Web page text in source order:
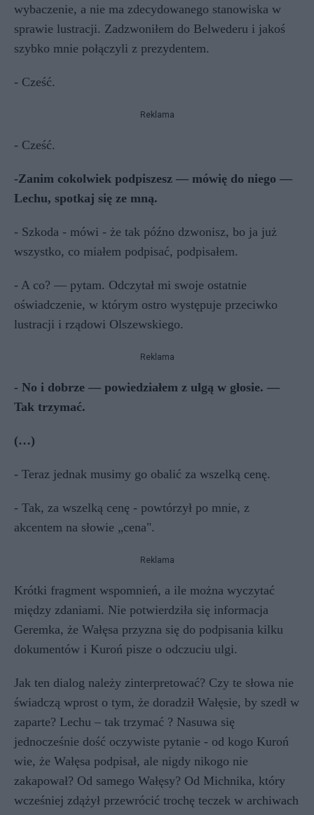
wybaczenie, a nie ma zdecydowanego stanowiska w
sprawie lustracji. Zadzwoniłem do Belwederu i jakoś
szybko mnie połączyli z prezydentem.
- Cześć.
Reklama
- Cześć.
-Zanim cokolwiek podpiszesz — mówię do niego —
Lechu, spotkaj się ze mną.
- Szkoda - mówi - że tak późno dzwonisz, bo ja już
wszystko, co miałem podpisać, podpisałem.
- A co? — pytam. Odczytał mi swoje ostatnie
oświadczenie, w którym ostro występuje przeciwko
lustracji i rządowi Olszewskiego.
Reklama
- No i dobrze — powiedziałem z ulgą w głosie. —
Tak trzymać.
(…)
- Teraz jednak musimy go obalić za wszelką cenę.
- Tak, za wszelką cenę - powtórzył po mnie, z
akcentem na słowie „cena".
Reklama
Krótki fragment wspomnień, a ile można wyczytać
między zdaniami. Nie potwierdziła się informacja
Geremka, że Wałęsa przyzna się do podpisania kilku
dokumentów i Kuroń pisze o odczuciu ulgi.
Jak ten dialog należy zinterpretować? Czy te słowa nie
świadczą wprost o tym, że doradził Wałęsie, by szedł w
zaparte? Lechu – tak trzymać ? Nasuwa się
jednocześnie dość oczywiste pytanie - od kogo Kuroń
wie, że Wałęsa podpisał, ale nigdy nikogo nie
zakapował? Od samego Wałęsy? Od Michnika, który
wcześniej zdążył przewrócić trochę teczek w archiwach